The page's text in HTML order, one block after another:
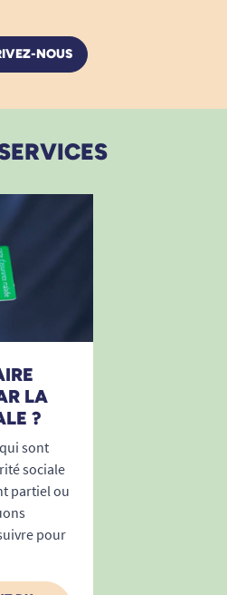
NOUS
LA
?
sont
sociale
partiel ou
pour